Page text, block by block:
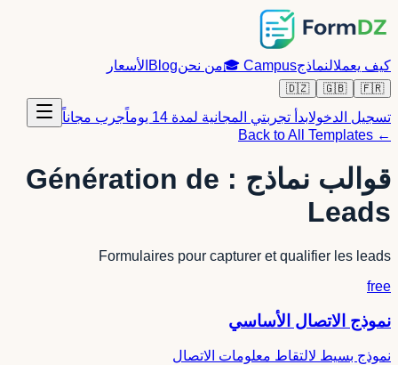
كيف يعملالنماذجCampus
🎓من نحنBlog الأسعار
🇫🇷
🇬🇧
🇩🇿
تسجيل الدخولابدأ تجربتي المجانية لمدة 14 يوماً
جرب مجاناً
← Back to All Templates
قوالب نماذج : Génération de
Leads
Formulaires pour capturer et qualifier les leads
free
نموذج الاتصال الأساسي
نموذج بسيط لالتقاط معلومات الاتصال